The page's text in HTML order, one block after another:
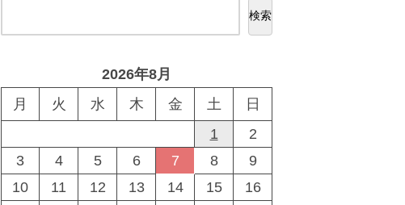
検索
2026年8月
月
火 水 木 金 土
日
1
2
3
4 5 6 7 8
9
10
11 12 13 14 15
16